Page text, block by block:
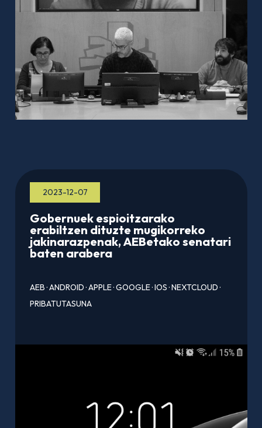
2023-12-07
Gobernuek espioitzarako
erabiltzen dituzte mugikorreko
jakinarazpenak, AEBetako senatari
baten arabera
AEB·ANDROID·APPLE·GOOGLE·IOS·NEXTCLOUD·
PRIBATUTASUNA